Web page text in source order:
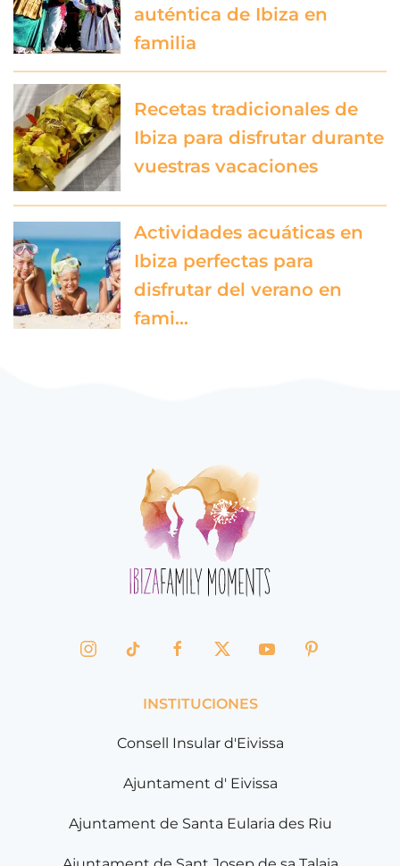
auténtica de Ibiza en
familia
Recetas tradicionales de
Ibiza para disfrutar durante
vuestras vacaciones
Actividades acuáticas en
Ibiza perfectas para
disfrutar del verano en
fami…
INSTITUCIONES
Consell Insular d'Eivissa
Ajuntament d' Eivissa
Ajuntament de Santa Eularia des Riu